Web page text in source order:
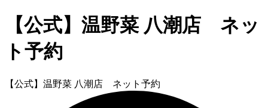
【公式】温野菜 八潮店 ネッ
ト予約
【公式】温野菜 八潮店 ネット予約